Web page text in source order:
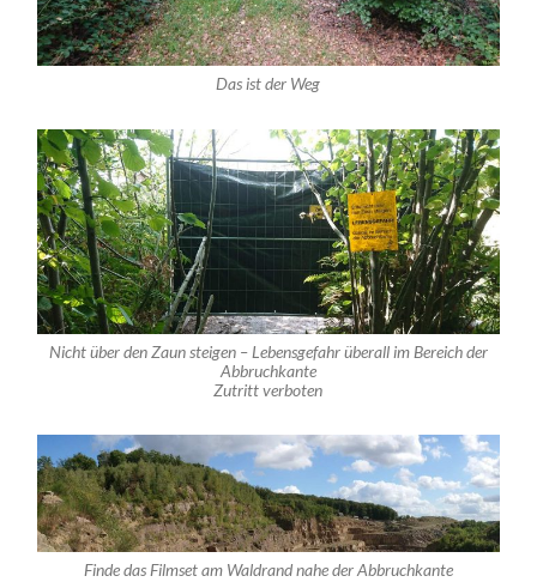
Das ist der Weg
Nicht über den Zaun steigen – Lebensgefahr überall im Bereich der
Abbruchkante
Zutritt verboten
Finde das Filmset am Waldrand nahe der Abbruchkante